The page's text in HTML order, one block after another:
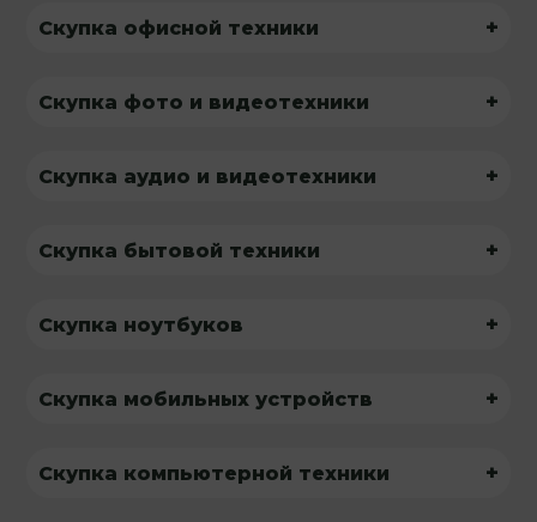
Скупка офисной техники +
Скупка фото и видеотехники +
Скупка аудио и видеотехники +
Скупка бытовой техники +
Скупка ноутбуков +
Скупка мобильных устройств +
Скупка компьютерной техники +